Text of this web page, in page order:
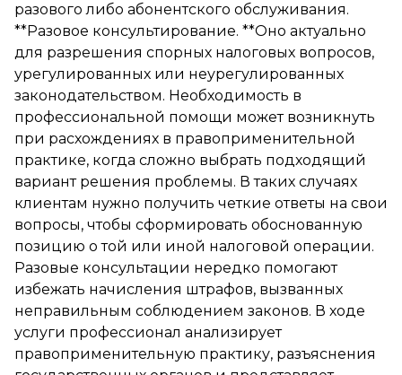
разового либо абонентского обслуживания.
**Разовое консультирование. **Оно актуально
для разрешения спорных налоговых вопросов,
урегулированных или неурегулированных
законодательством. Необходимость в
профессиональной помощи может возникнуть
при расхождениях в правоприменительной
практике, когда сложно выбрать подходящий
вариант решения проблемы. В таких случаях
клиентам нужно получить четкие ответы на свои
вопросы, чтобы сформировать обоснованную
позицию о той или иной налоговой операции.
Разовые консультации нередко помогают
избежать начисления штрафов, вызванных
неправильным соблюдением законов. В ходе
услуги профессионал анализирует
правоприменительную практику, разъяснения